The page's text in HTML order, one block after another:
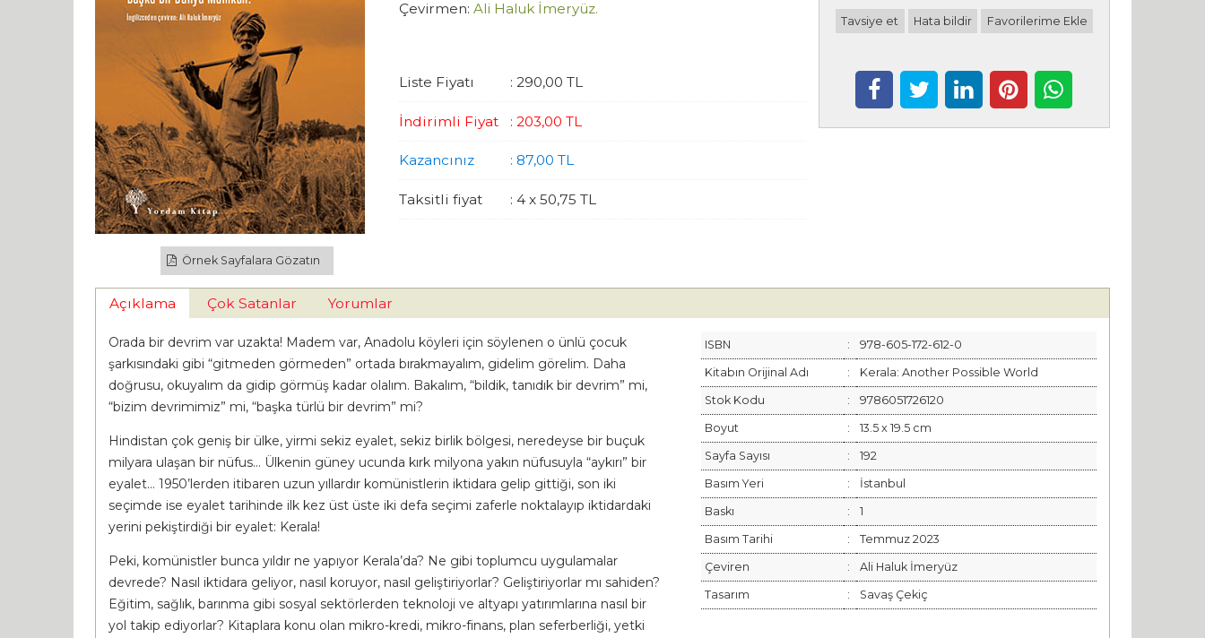
Örnek Sayfalara Gözatın
Çevirmen: Ali Haluk İmeryüz.
Liste Fiyatı :290,00 TL
İndirimli Fiyat :203,00 TL
Kazancınız : 87,00 TL
Taksitli fiyat :4 x50,75 TL
Tavsiye et Hata bildir Favorilerime Ekle
Açıklama Çok Satanlar Yorumlar
Orada bir devrim var uzakta! Madem var, Anadolu köyleri için söylenen o ünlü çocuk
şarkısındaki gibi “gitmeden görmeden” ortada bırakmayalım, gidelim görelim. Daha
doğrusu, okuyalım da gidip görmüş kadar olalım. Bakalım, “bildik, tanıdık bir devrim” mi,
“bizim devrimimiz” mi, “başka türlü bir devrim” mi?
Hindistan çok geniş bir ülke, yirmi sekiz eyalet, sekiz birlik bölgesi, neredeyse bir buçuk
milyara ulaşan bir nüfus… Ülkenin güney ucunda kırk milyona yakın nüfusuyla “aykırı” bir
eyalet… 1950’lerden itibaren uzun yıllardır komünistlerin iktidara gelip gittiği, son iki
seçimde ise eyalet tarihinde ilk kez üst üste iki defa seçimi zaferle noktalayıp iktidardaki
yerini pekiştirdiği bir eyalet: Kerala!
Peki, komünistler bunca yıldır ne yapıyor Kerala’da? Ne gibi toplumcu uygulamalar
devrede? Nasıl iktidara geliyor, nasıl koruyor, nasıl geliştiriyorlar? Geliştiriyorlar mı sahiden?
Eğitim, sağlık, barınma gibi sosyal sektörlerden teknoloji ve altyapı yatırımlarına nasıl bir
yol takip ediyorlar? Kitaplara konu olan mikro-kredi, mikro-finans, plan seferberliği, yetki
ISBN : 978-605-172-612-0
Kitabın Orijinal Adı : Kerala: Another Possible World
Stok Kodu : 9786051726120
Boyut : 13.5 x 19.5 cm
Sayfa Sayısı : 192
Basım Yeri : İstanbul
Baskı : 1
Basım Tarihi : Temmuz 2023
Çeviren : Ali Haluk İmeryüz
Tasarım : Savaş Çekiç